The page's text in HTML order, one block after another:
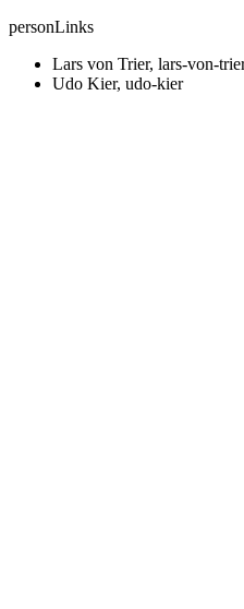
personLinks
Lars von Trier, lars-von-
Udo Kier, udo-kier